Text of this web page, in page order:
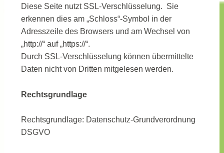
Diese Seite nutzt SSL-Verschlüsselung. Sie
erkennen dies am „Schloss“-Symbol in der
Adresszeile des Browsers und am Wechsel von
„http://“ auf „https://“.
Durch SSL-Verschlüsselung können übermittelte
Daten nicht von Dritten mitgelesen werden.
Rechtsgrundlage
Rechtsgrundlage: Datenschutz-Grundverordnung
DSGVO